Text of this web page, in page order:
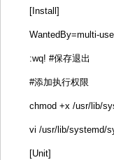
[Install]
WantedBy=multi-
:wq! #保存退出
#添加执行权限
chmod +x /usr/lib/
vi /usr/lib/systemd/
[Unit]